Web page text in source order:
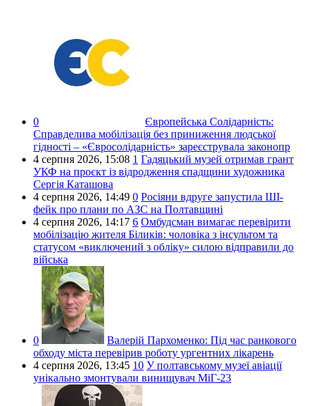
0
Європейська Солідарність:
Справделива мобілізація без приниження людської
гідності – «Євросолідарність» зареєструвала законопр
4 серпня 2026, 15:08 1 Гадяцький музей отримав грант
УКФ на проєкт із відродження спадщини художника
Сергія Каташова
4 серпня 2026, 14:49 0 Росіяни вдруге запустила ШІ-
фейк про плани по АЗС на Полтавщині
4 серпня 2026, 14:17 6 Омбудсман вимагає перевірити
мобілізацію жителя Біликів: чоловіка з інсультом та
статусом «виключений з обліку» силою відправили до
війська
0 Валерій Пархоменко: Під час ранкового
обходу міста перевірив роботу ургентних лікарень
4 серпня 2026, 13:45 10 У полтавському музеї авіації
унікально змонтували винищувач МіГ-23